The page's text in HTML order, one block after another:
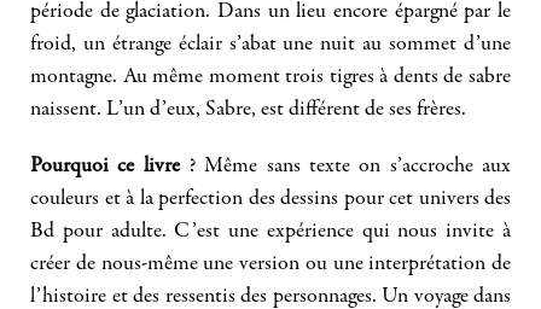
période de glaciation. Dans un lieu encore épargné par le
froid, un étrange éclair s’abat une nuit au sommet d’une
montagne. Au même moment trois tigres à dents de sabre
naissent. L’un d’eux, Sabre, est différent de ses frères.
Pourquoi ce livre? Même sans texte on s’accroche aux
couleurs et à la perfection des dessins pour cet univers des
Bd pour adulte. C’est une expérience qui nous invite à
créer de nous-même une version ou une interprétation de
l’histoire et des ressentis des personnages. Un voyage dans